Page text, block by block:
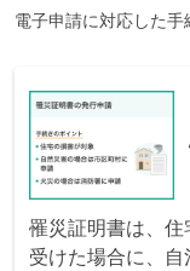
電子申請に対応した手
罹災証明書は、
受けた場合に、